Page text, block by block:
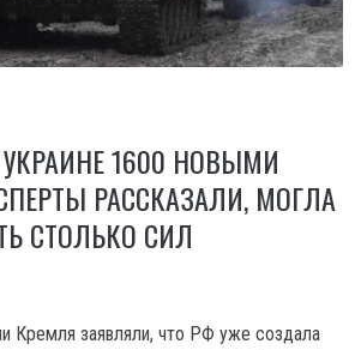
1600 НОВЫМИ
РАССКАЗАЛИ, МОГЛА
СТОЛЬКО СИЛ
Кремля заявляли, что РФ уже создала